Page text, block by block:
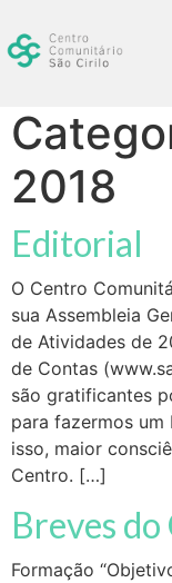
2018
Editorial
O Centro
sua Assembleia
de Atividades de
de Contas
são gratificantes
para fazermos
isso, maior
Centro. […]
Breves
Formação